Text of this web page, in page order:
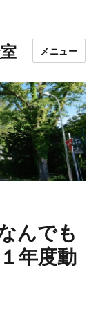
メニュー
んでも
年度動